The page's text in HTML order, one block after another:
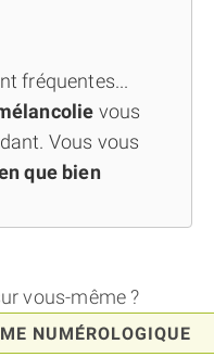
fréquentes...
vous
Vous vous
que bien
vous-même ?
NUMÉROLOGIQUE